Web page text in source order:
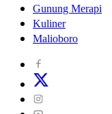
Gunung Merapi
Kuliner
Malioboro